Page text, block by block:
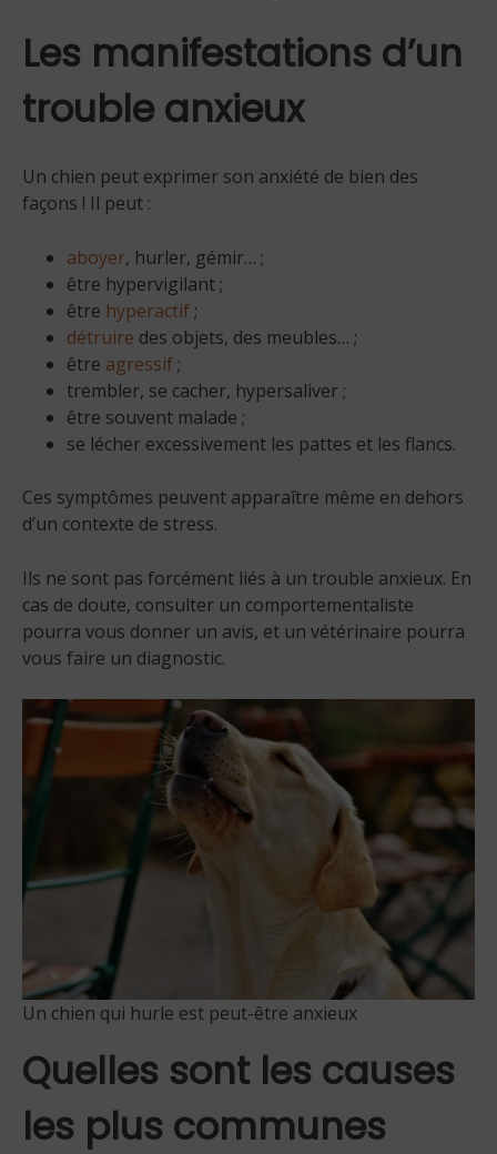
Les manifestations d’un
trouble anxieux
Un chien peut exprimer son anxiété de bien des
façons ! Il peut :
aboyer, hurler, gémir… ;
être hypervigilant ;
être hyperactif ;
détruire des objets, des meubles… ;
être agressif ;
trembler, se cacher, hypersaliver ;
être souvent malade ;
se lécher excessivement les pattes et les flancs.
Ces symptômes peuvent apparaître même en dehors
d’un contexte de stress.
Ils ne sont pas forcément liés à un trouble anxieux. En
cas de doute, consulter un comportementaliste
pourra vous donner un avis, et un vétérinaire pourra
vous faire un diagnostic.
Un chien qui hurle est peut-être anxieux
Quelles sont les causes
les plus communes